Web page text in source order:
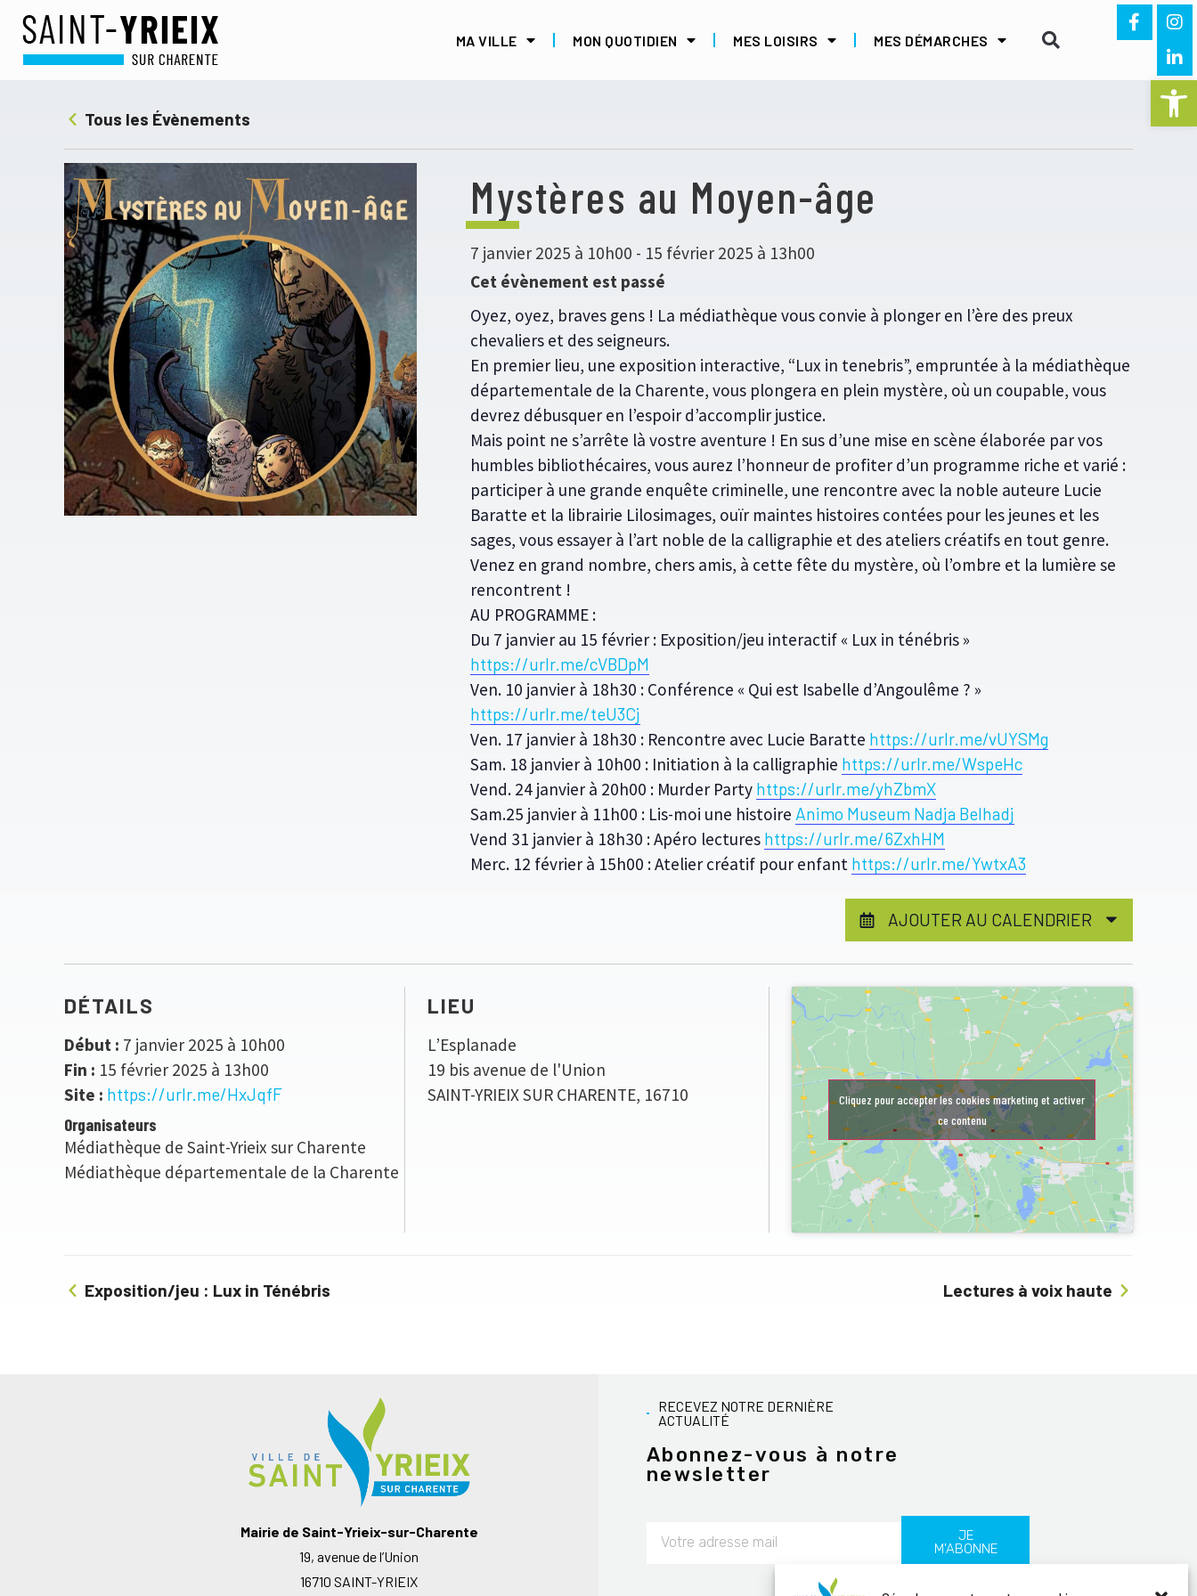
Ouvrir
MA VILLE MON QUOTIDIEN MES LOISIRS MES DÉMARCHES
Tous les Évènements
Mystères au Moyen-âge
7 janvier 2025 à 10h00 - 15 février 2025 à 13h00
Cet évènement est passé
Oyez, oyez, braves gens ! La médiathèque vous convie à plonger en l’ère des preux
chevaliers et des seigneurs.
En premier lieu, une exposition interactive, “Lux in tenebris”, empruntée à la médiathèque
départementale de la Charente, vous plongera en plein mystère, où un coupable, vous
devrez débusquer en l’espoir d’accomplir justice.
Mais point ne s’arrête là vostre aventure ! En sus d’une mise en scène élaborée par vos
humbles bibliothécaires, vous aurez l’honneur de profiter d’un programme riche et varié :
participer à une grande enquête criminelle, une rencontre avec la noble auteure Lucie
Baratte et la librairie Lilosimages, ouïr maintes histoires contées pour les jeunes et les
sages, vous essayer à l’art noble de la calligraphie et des ateliers créatifs en tout genre.
Venez en grand nombre, chers amis, à cette fête du mystère, où l’ombre et la lumière se
rencontrent !
AU PROGRAMME :
Du 7 janvier au 15 février : Exposition/jeu interactif « Lux in ténébris »
https://urlr.me/cVBDpM
Ven. 10 janvier à 18h30 : Conférence « Qui est Isabelle d’Angoulême ? »
https://urlr.me/teU3Cj
Ven. 17 janvier à 18h30 : Rencontre avec Lucie Baratte https://urlr.me/vUYSMg
Sam. 18 janvier à 10h00 : Initiation à la calligraphie https://urlr.me/WspeHc
Vend. 24 janvier à 20h00 : Murder Party https://urlr.me/yhZbmX
Sam.25 janvier à 11h00 : Lis-moi une histoire Animo Museum Nadja Belhadj
Vend 31 janvier à 18h30 : Apéro lectures https://urlr.me/6ZxhHM
Merc. 12 février à 15h00 : Atelier créatif pour enfant https://urlr.me/YwtxA3
AJOUTER AU CALENDRIER
DÉTAILS
Début : 7 janvier 2025 à 10h00
Fin : 15 février 2025 à 13h00
Site : https://urlr.me/HxJqfF
Organisateurs
Médiathèque de Saint-Yrieix sur Charente
Médiathèque départementale de la Charente
LIEU
L’Esplanade
19 bis avenue de l'Union
SAINT-YRIEIX SUR CHARENTE, 16710
Cliquez pour accepter les cookies marketing et activer
ce contenu
Exposition/jeu : Lux in Ténébris Lectures à voix haute
Mairie de Saint-Yrieix-sur-Charente
19, avenue de l’Union
16710 SAINT-YRIEIX
RECEVEZ NOTRE DERNIÈRE
ACTUALITÉ
Abonnez-vous à notre
newsletter
JE
M'ABONNE